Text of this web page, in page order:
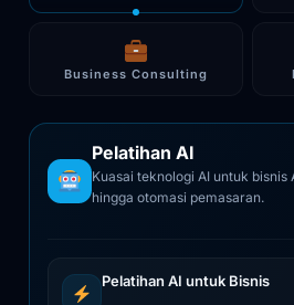
Business Consulting
Pelatihan AI
Kuasai teknologi AI untuk
hingga otomasi pemasaran.
Pelatihan AI untuk Bisnis